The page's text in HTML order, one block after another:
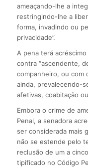
ameaçando-lhe a
restringindo-lhe a
forma, invadindo ou
privacidade”.
A pena terá
contra “ascendente,
companheiro, ou com
ainda, prevalecendo-
afetivas, coabitação
Embora o crime de
Penal, a senadora
ser considerada mais
não se estende pelo
reclusão de um a
tipificado no Código